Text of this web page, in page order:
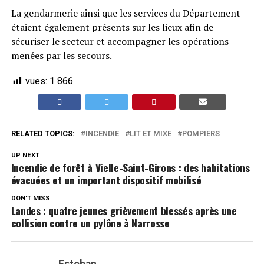
La gendarmerie ainsi que les services du Département
étaient également présents sur les lieux afin de
sécuriser le secteur et accompagner les opérations
menées par les secours.
vues: 1 866
RELATED TOPICS: INCENDIE LIT ET MIXE POMPIERS
UP NEXT
Incendie de forêt à Vielle-Saint-Girons : des habitations
évacuées et un important dispositif mobilisé
DON'T MISS
Landes : quatre jeunes grièvement blessés après une
collision contre un pylône à Narrosse